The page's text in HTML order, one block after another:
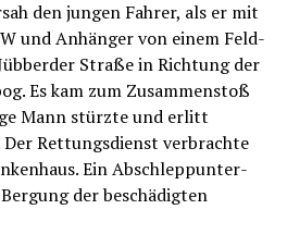
den jun­gen Fah­rer, als er mit
und Anhän­ger von einem Feld­
Stra­ße in Rich­tung der
Es kam zum Zusam­men­stoß
Mann stürz­te und erlitt
Ret­tungs­dienst ver­brach­te
Ein Abschlepp­un­ter­
der beschä­dig­ten